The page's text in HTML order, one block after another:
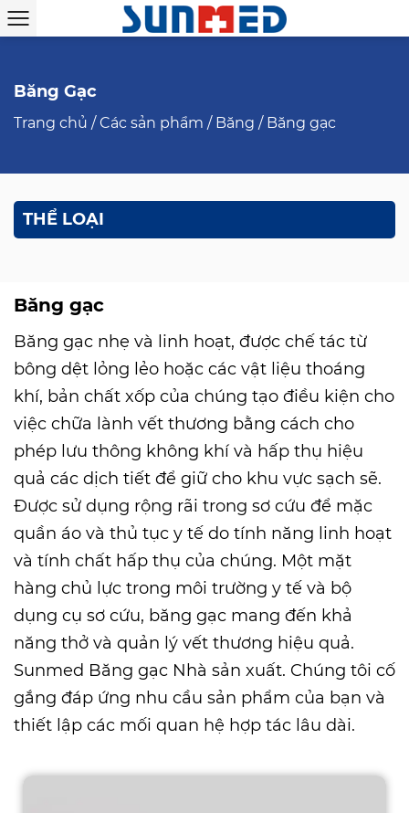
Băng Gạc
Trang chủ /Các sản phẩm / Băng / Băng gạc
THỂ LOẠI
Băng gạc
Băng gạc nhẹ và linh hoạt, được chế tác từ
bông dệt lỏng lẻo hoặc các vật liệu thoáng
khí, bản chất xốp của chúng tạo điều kiện cho
việc chữa lành vết thương bằng cách cho
phép lưu thông không khí và hấp thụ hiệu
quả các dịch tiết để giữ cho khu vực sạch sẽ.
Được sử dụng rộng rãi trong sơ cứu để mặc
quần áo và thủ tục y tế do tính năng linh hoạt
và tính chất hấp thụ của chúng. Một mặt
hàng chủ lực trong môi trường y tế và bộ
dụng cụ sơ cứu, băng gạc mang đến khả
năng thở và quản lý vết thương hiệu quả.
Sunmed Băng gạc Nhà sản xuất. Chúng tôi cố
gắng đáp ứng nhu cầu sản phẩm của bạn và
thiết lập các mối quan hệ hợp tác lâu dài.